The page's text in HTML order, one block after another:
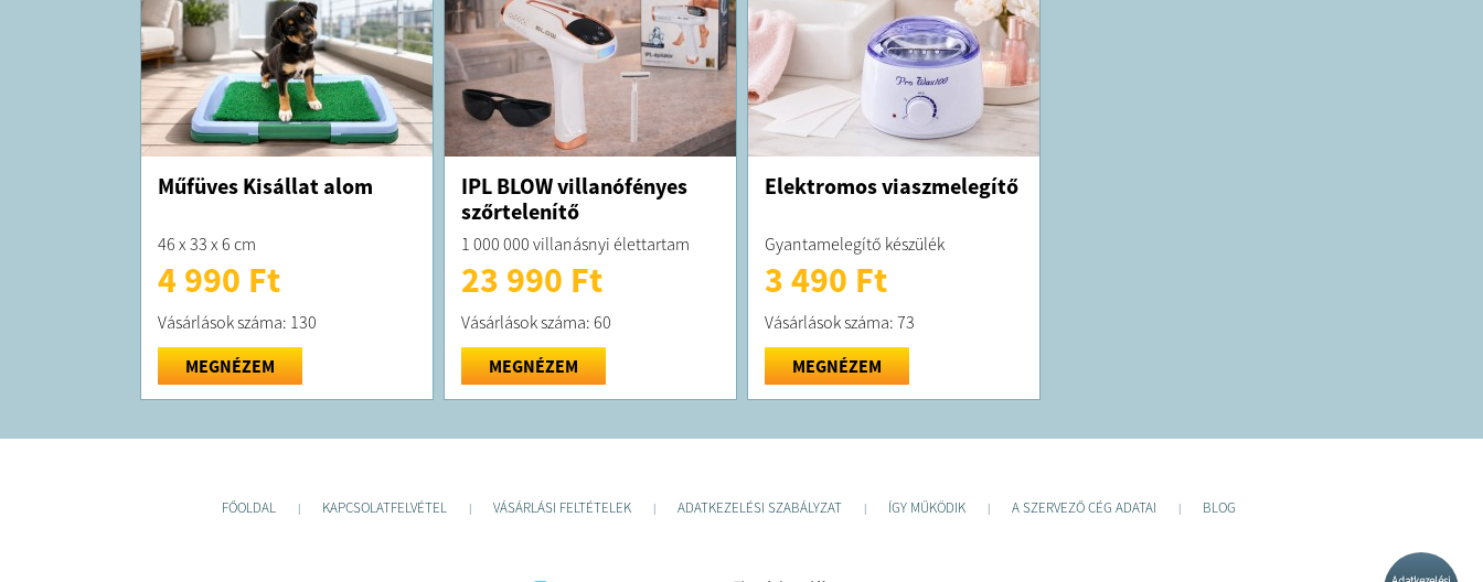
Műfüves Kisállat alom
46 x 33 x 6 cm
4 990 Ft
Vásárlások száma: 130
MEGNÉZEM
IPL BLOW villanófényes
szőrtelenítő
1 000 000 villanásnyi élettartam
23 990 Ft
Vásárlások száma: 60
MEGNÉZEM
Elektromos viaszmelegítő
Gyantamelegítő készülék
3 490 Ft
Vásárlások száma: 73
MEGNÉZEM
FŐOLDAL | KAPCSOLATFELVÉTEL | VÁSÁRLÁSI FELTÉTELEK | ADATKEZELÉSI SZABÁLYZAT | ÍGY MŰKÖDIK | A SZERVEZŐ CÉG ADATAI | BLOG